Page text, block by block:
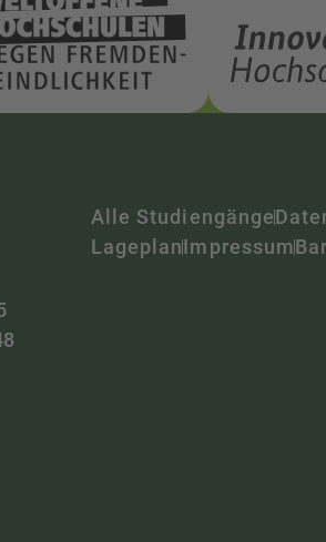
Alle Studiengänge
LageplanImpressum